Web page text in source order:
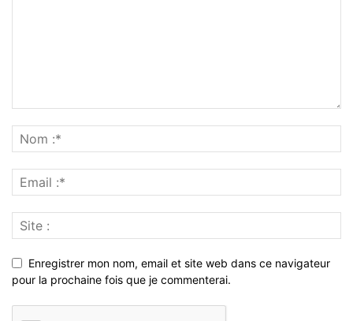
Enregistrer mon nom, email et site web dans ce navigateur
pour la prochaine fois que je commenterai.